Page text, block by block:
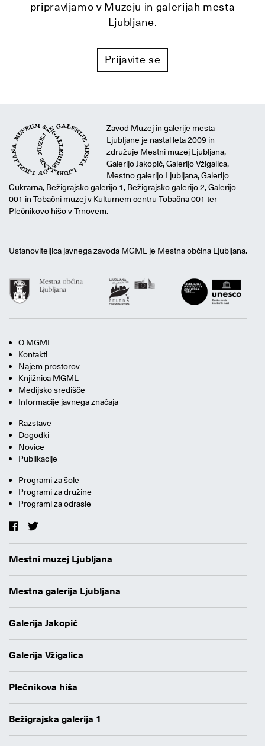
pripravljamo v Muzeju in galerijah mesta
Ljubljane.
Prijavite se
Zavod Muzej in galerije mesta
Ljubljane je nastal leta 2009 in
združuje Mestni muzej Ljubljana,
Galerijo Jakopič, Galerijo Vžigalica,
Mestno galerijo Ljubljana, Galerijo
Cukrarna, Bežigrajsko galerijo 1, Bežigrajsko galerijo 2, Galerijo
001 in Tobačni muzej v Kulturnem centru Tobačna 001 ter
Plečnikovo hišo v Trnovem.
Ustanoviteljica javnega zavoda MGML je Mestna občina Ljubljana.
O MGML
Kontakti
Najem prostorov
Knjižnica MGML
Medijsko središče
Informacije javnega značaja
Razstave
Dogodki
Novice
Publikacije
Programi za šole
Programi za družine
Programi za odrasle
Mestni muzej Ljubljana
Mestna galerija Ljubljana
Galerija Jakopič
Galerija Vžigalica
Plečnikova hiša
Bežigrajska galerija 1